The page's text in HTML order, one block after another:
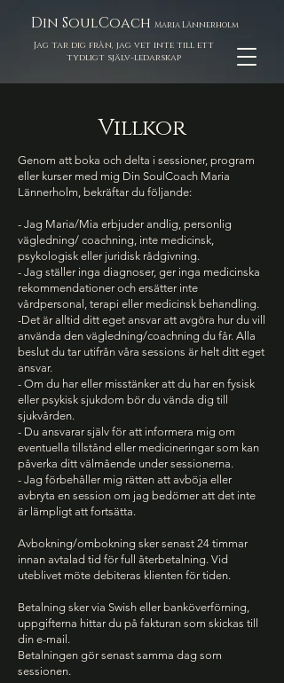
Din SoulCoach Maria Lännerholm
Jag tar dig från, jag vet inte till ett
tydligt själv-ledarskap
Villkor
Genom att boka och delta i sessioner, program
eller kurser med mig Din SoulCoach Maria
Lännerholm, bekräftar du följande:
- Jag Maria/Mia erbjuder andlig, personlig
vägledning/ coachning, inte medicinsk,
psykologisk eller juridisk rådgivning.
- Jag ställer inga diagnoser, ger inga medicinska
rekommendationer och ersätter inte
vårdpersonal, terapi eller medicinsk behandling.
-Det är alltid ditt eget ansvar att avgöra hur du vill
använda den vägledning/coachning du får. Alla
beslut du tar utifrån våra sessions är helt ditt eget
ansvar.
- Om du har eller misstänker att du har en fysisk
eller psykisk sjukdom bör du vända dig till
sjukvården.
- Du ansvarar själv för att informera mig om
eventuella tillstånd eller medicineringar som kan
påverka ditt välmående under sessionerna.
- Jag förbehåller mig rätten att avböja eller
avbryta en session om jag bedömer att det inte
är lämpligt att fortsätta.
Avbokning/ombokning sker senast 24 timmar
innan avtalad tid för full återbetalning. Vid
uteblivet möte debiteras klienten för tiden.
Betalning sker via Swish eller banköverförning,
uppgifterna hittar du på fakturan som skickas till
din e-mail.
Betalningen gör senast samma dag som
sessionen.